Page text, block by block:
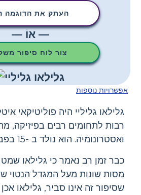
העתק את הדוגמה
— אוֹ —
צור לוח סיפור
אפשרויות נוספות
גלילאו גליליי היה פוליטיקאי
רבות לתחומים רבים בפיזיקה,
ואסטרונומיה. הוא נולד ב -15 בפברואר 1564.
כבר זמן רב נאמר כי גלילאו
מסות שונות מעל המגדל הנטוי
שסיפור זה אינו סביר, גלילאו